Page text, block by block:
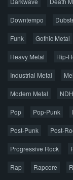
Downtempo
Funk Gothic Metal
Heavy Metal Hip-
Industrial Metal
Modern Metal NDH
Pop Pop-Punk
Post-Punk Post-
Progressive Rock
Rap Rapcore
Главная Поиск
Джаз
Метал
Весь